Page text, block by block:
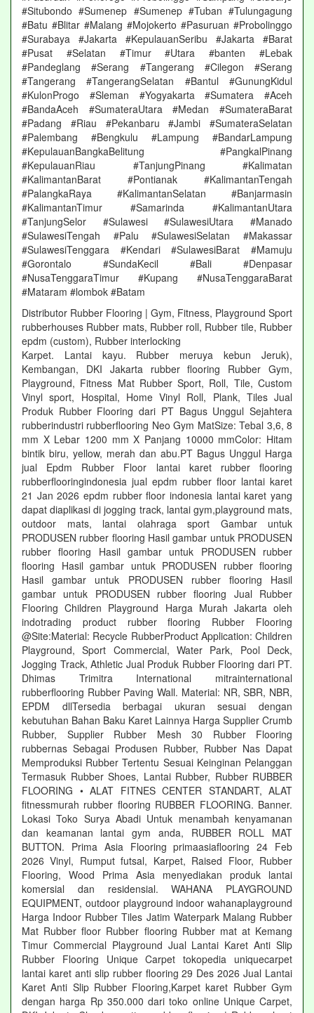
#Situbondo #Sumenep #Sumenep #Tuban #Tulungagung
#Batu #Blitar #Malang #Mojokerto #Pasuruan #Probolinggo
#Surabaya #Jakarta #KepulauanSeribu #Jakarta #Barat
#Pusat #Selatan #Timur #Utara #banten #Lebak
#Pandeglang #Serang #Tangerang #Cilegon #Serang
#Tangerang #TangerangSelatan #Bantul #GunungKidul
#KulonProgo #Sleman #Yogyakarta #Sumatera #Aceh
#BandaAceh #SumateraUtara #Medan #SumateraBarat
#Padang #Riau #Pekanbaru #Jambi #SumateraSelatan
#Palembang #Bengkulu #Lampung #BandarLampung
#KepulauanBangkaBelitung #PangkalPinang
#KepulauanRiau #TanjungPinang #Kalimatan
#KalimantanBarat #Pontianak #KalimantanTengah
#PalangkaRaya #KalimantanSelatan #Banjarmasin
#KalimantanTimur #Samarinda #KalimantanUtara
#TanjungSelor #Sulawesi #SulawesiUtara #Manado
#SulawesiTengah #Palu #SulawesiSelatan #Makassar
#SulawesiTenggara #Kendari #SulawesiBarat #Mamuju
#Gorontalo #SundaKecil #Bali #Denpasar
#NusaTenggaraTimur #Kupang #NusaTenggaraBarat
#Mataram #lombok #Batam
Distributor Rubber Flooring | Gym, Fitness, Playground Sport
rubberhouses Rubber mats, Rubber roll, Rubber tile, Rubber
epdm (custom), Rubber interlocking
Karpet. Lantai kayu. Rubber meruya kebun Jeruk),
Kembangan, DKI Jakarta rubber flooring Rubber Gym,
Playground, Fitness Mat Rubber Sport, Roll, Tile, Custom
Vinyl sport, Hospital, Home Vinyl Roll, Plank, Tiles Jual
Produk Rubber Flooring dari PT Bagus Unggul Sejahtera
rubberindustri rubberflooring Neo Gym MatSize: Tebal 3,6, 8
mm X Lebar 1200 mm X Panjang 10000 mmColor: Hitam
bintik biru, yellow, merah dan abu.PT Bagus Unggul Harga
jual Epdm Rubber Floor lantai karet rubber flooring
rubberflooringindonesia jual epdm rubber floor lantai karet
21 Jan 2026 epdm rubber floor indonesia lantai karet yang
dapat diaplikasi di jogging track, lantai gym,playground mats,
outdoor mats, lantai olahraga sport Gambar untuk
PRODUSEN rubber flooring Hasil gambar untuk PRODUSEN
rubber flooring Hasil gambar untuk PRODUSEN rubber
flooring Hasil gambar untuk PRODUSEN rubber flooring
Hasil gambar untuk PRODUSEN rubber flooring Hasil
gambar untuk PRODUSEN rubber flooring Jual Rubber
Flooring Children Playground Harga Murah Jakarta oleh
indotrading product rubber flooring Rubber Flooring
@Site:Material: Recycle RubberProduct Application: Children
Playground, Sport Commercial, Water Park, Pool Deck,
Jogging Track, Athletic Jual Produk Rubber Flooring dari PT.
Dhimas Trimitra International mitrainternational
rubberflooring Rubber Paving Wall. Material: NR, SBR, NBR,
EPDM dllTersedia berbagai ukuran sesuai dengan
kebutuhan Bahan Baku Karet Lainnya Harga Supplier Crumb
Rubber, Supplier Rubber Mesh 30 Rubber Flooring
rubbernas Sebagai Produsen Rubber, Rubber Nas Dapat
Memproduksi Rubber Tertentu Sesuai Keinginan Pelanggan
Termasuk Rubber Shoes, Lantai Rubber, Rubber RUBBER
FLOORING • ALAT FITNES CENTER STANDART, ALAT
fitnessmurah rubber flooring RUBBER FLOORING. Banner.
Lokasi Toko Surya Abadi Untuk menambah kenyamanan
dan keamanan lantai gym anda, RUBBER ROLL MAT
BUTTON. Prima Asia Flooring primaasiaflooring 24 Feb
2026 Vinyl, Rumput futsal, Karpet, Raised Floor, Rubber
Flooring, Wood Prima Asia menyediakan produk lantai
komersial dan residensial. WAHANA PLAYGROUND
EQUIPMENT, outdoor playground indoor wahanaplayground
Harga Indoor Rubber Tiles Jatim Waterpark Malang Rubber
Mat Rubber floor Rubber flooring Rubber mat at Kemang
Timur Commercial Playground Jual Lantai Karet Anti Slip
Rubber Flooring Unique Carpet tokopedia uniquecarpet
lantai karet anti slip rubber flooring 29 Des 2026 Jual Lantai
Karet Anti Slip Rubber Flooring,Karpet karet Rubber Gym
dengan harga Rp 350.000 dari toko online Unique Carpet,